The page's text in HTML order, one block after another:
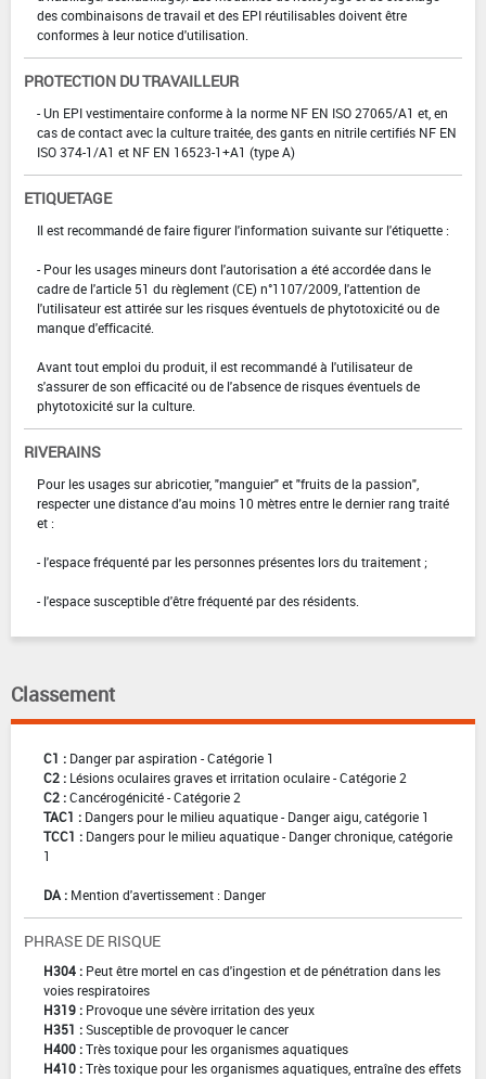
des combinaisons de travail et des EPI réutilisables doivent être
conformes à leur notice d'utilisation.
PROTECTION DU TRAVAILLEUR
- Un EPI vestimentaire conforme à la norme NF EN ISO 27065/A1 et, en
cas de contact avec la culture traitée, des gants en nitrile certifiés NF EN
ISO 374-1/A1 et NF EN 16523-1+A1 (type A)
ETIQUETAGE
Il est recommandé de faire figurer l'information suivante sur l'étiquette :
- Pour les usages mineurs dont l'autorisation a été accordée dans le
cadre de l'article 51 du règlement (CE) n°1107/2009, l'attention de
l'utilisateur est attirée sur les risques éventuels de phytotoxicité ou de
manque d'efficacité.
Avant tout emploi du produit, il est recommandé à l'utilisateur de
s'assurer de son efficacité ou de l'absence de risques éventuels de
phytotoxicité sur la culture.
RIVERAINS
Pour les usages sur abricotier, "manguier" et "fruits de la passion",
respecter une distance d'au moins 10 mètres entre le dernier rang traité
et :
- l'espace fréquenté par les personnes présentes lors du traitement ;
- l'espace susceptible d'être fréquenté par des résidents.
Classement
C1 : Danger par aspiration - Catégorie 1
C2 : Lésions oculaires graves et irritation oculaire - Catégorie 2
C2 :Cancérogénicité - Catégorie 2
TAC1 : Dangers pour le milieu aquatique - Danger aigu, catégorie 1
TCC1 : Dangers pour le milieu aquatique - Danger chronique, catégorie
1
DA : Mention d'avertissement : Danger
PHRASE DE RISQUE
H304 : Peut être mortel en cas d'ingestion et de pénétration dans les
voies respiratoires
H319 : Provoque une sévère irritation des yeux
H351 :Susceptible de provoquer le cancer
H400 :Très toxique pour les organismes aquatiques
H410 :Très toxique pour les organismes aquatiques, entraîne des effets